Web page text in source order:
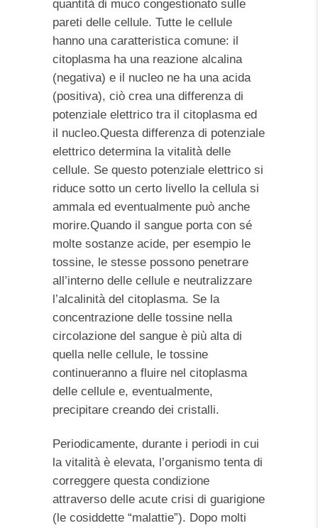
quantità di muco congestionato sulle
pareti delle cellule. Tutte le cellule
hanno una caratteristica comune: il
citoplasma ha una reazione alcalina
(negativa) e il nucleo ne ha una acida
(positiva), ciò crea una differenza di
potenziale elettrico tra il citoplasma ed
il nucleo.Questa differenza di potenziale
elettrico determina la vitalità delle
cellule. Se questo potenziale elettrico si
riduce sotto un certo livello la cellula si
ammala ed eventualmente può anche
morire.Quando il sangue porta con sé
molte sostanze acide, per esempio le
tossine, le stesse possono penetrare
all’interno delle cellule e neutralizzare
l’alcalinità del citoplasma. Se la
concentrazione delle tossine nella
circolazione del sangue è più alta di
quella nelle cellule, le tossine
continueranno a fluire nel citoplasma
delle cellule e, eventualmente,
precipitare creando dei cristalli.
Periodicamente, durante i periodi in cui
la vitalità è elevata, l’organismo tenta di
correggere questa condizione
attraverso delle acute crisi di guarigione
(le cosiddette “malattie”). Dopo molti